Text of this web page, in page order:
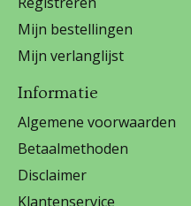
Mijn bestellingen
Mijn verlanglijst
Informatie
Algemene voorwaarden
Betaalmethoden
Disclaimer
Klantenservice